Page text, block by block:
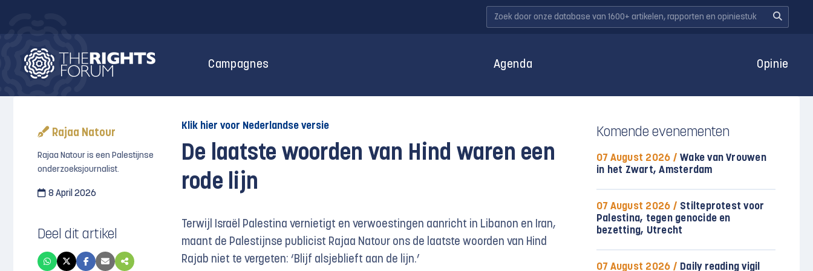
Campagnes Agenda Opinie
Rajaa Natour
Rajaa Natour is een Palestijnse
onderzoeksjournalist.
8 April 2026
Deel dit artikel
Klik hier voor Nederlandse versie
De laatste woorden van Hind waren een
rode lijn
Terwijl Israël Palestina vernietigt en verwoestingen aanricht in Libanon en Iran,
maant de Palestijnse publicist Rajaa Natour ons de laatste woorden van Hind
Rajab niet te vergeten: ‘Blijf alsjeblieft aan de lijn.’
Komende evenementen
07 August 2026 / Wake van Vrouwen
in het Zwart, Amsterdam
07 August 2026 / Stilteprotest voor
Palestina, tegen genocide en
bezetting, Utrecht
07 August 2026 / Daily reading vigil